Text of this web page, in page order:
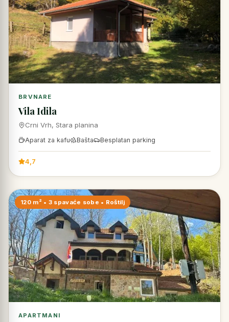
BRVNARE
Vila Idila
Crni Vrh, Stara planina
Aparat za kafu Bašta Besplatan parking
4,7
120 m² • 3 spavaće sobe • Roštilj
APARTMANI